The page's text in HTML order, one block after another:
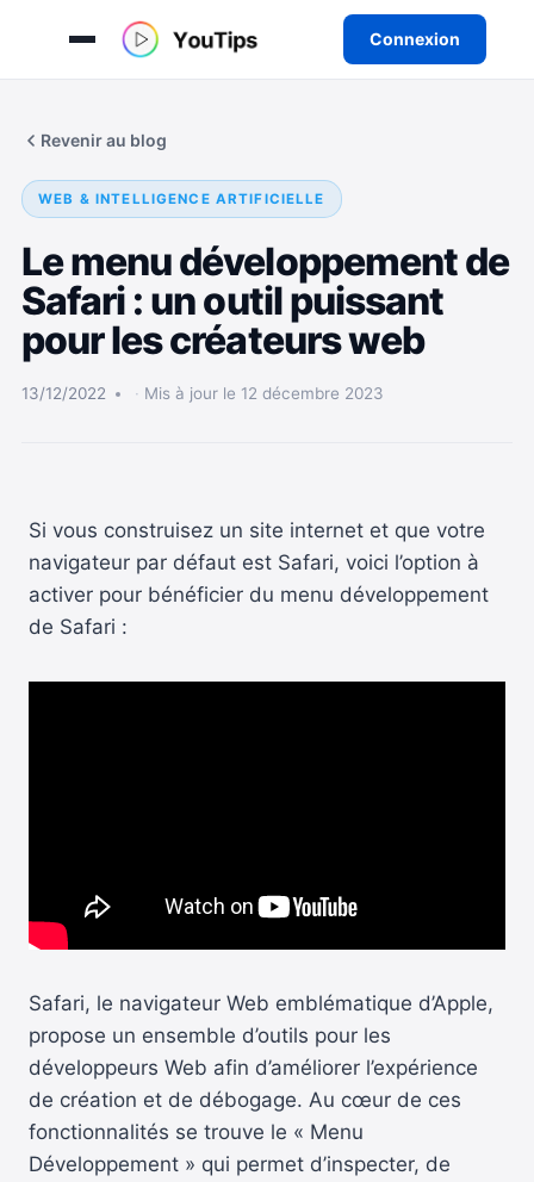
Connexion
Revenir au blog
WEB & INTELLIGENCE ARTIFICIELLE
Le menu développement de
Safari : un outil puissant
pour les créateurs web
13/12/2022 Mis à jour le 12 décembre 2023
Si vous construisez un site internet et que votre
navigateur par défaut est Safari, voici l’option à
activer pour bénéficier du menu développement
de Safari :
Safari, le navigateur Web emblématique d’Apple,
propose un ensemble d’outils pour les
développeurs Web afin d’améliorer l’expérience
de création et de débogage. Au cœur de ces
fonctionnalités se trouve le « Menu
Développement » qui permet d’inspecter, de